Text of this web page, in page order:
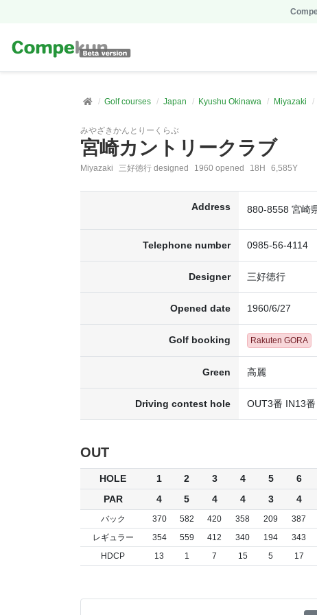
Golf courses Japan Kyushu Okinawa Miyazaki
みやざきかんとりーくらぶ
宮崎カントリークラブ
Miyazaki 三好徳行 designed 1960 opened 18H 6,585Y
Address 880-8558 宮崎
Telephone number 0985-56-4114
Designer 三好徳行
Opened date 1960/6/27
Golf booking Rakuten GORA
Green 高麗
Driving contest hole OUT3番 IN13番
OUT
HOLE 1 2 3 4 5 6
PAR
4 5 4 4 3 4
バック 370 582 420 358 209 387
レギュラー
354 559 412 340 194 343
HDCP
13 1 7 15 5 17